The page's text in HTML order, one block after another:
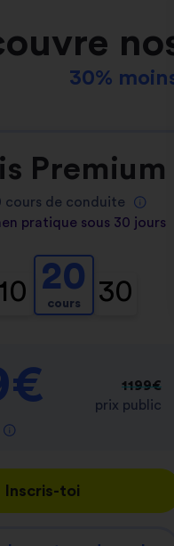
30%
Premium
cours de conduite
pratique sous 30 jours
10 20
cours 30
1199€
prix public
Inscris-toi